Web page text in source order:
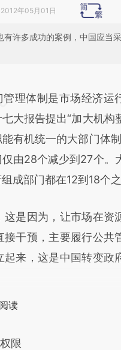
年05月01日
许多成功的案例，中国应当
头增加这段话：本文由
财新文
DvwqQ2hW]
DvwqQ2hW)提
真实意图存在偏差。
理体制是市场经济运
大报告提出“加大机构
有机统一的大部门体制
由28个减少到27个。
成部门都在12到18个之
是因为，让市场在资
干预，主要履行公共
来，这是中国转变政
读
限